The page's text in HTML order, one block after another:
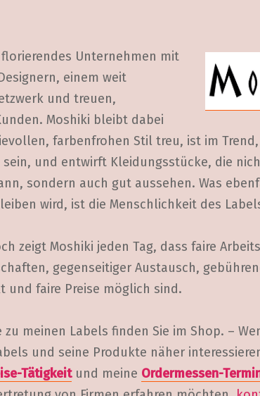
Unternehmen mit
einem weit
und treuen,
Moshiki bleibt dabei
farbenfrohen Stil treu, ist im
sein, und entwirft Kleidungsstücke, die
sondern auch gut aussehen. Was
wird, ist die Menschlichkeit des
zeigt Moshiki jeden Tag, dass faire
gegenseitiger Austausch,
und faire Preise möglich sind.
zu meinen Labels finden Sie im Shop. –
und seine Produkte näher
Tätigkeitund meine Ordermessen-